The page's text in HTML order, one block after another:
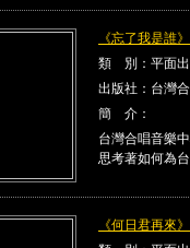
《忘了我是誰
類 別：平面
出版社：台灣
簡 介：
台灣合唱音樂
思考著如何為
《何日君再來